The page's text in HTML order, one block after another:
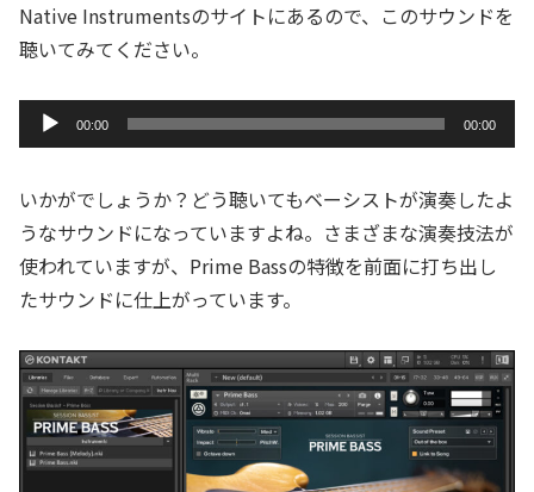
Native Instrumentsのサイトにあるので、このサウンドを
聴いてみてください。
声
レ
ー
ヤ
ー
00:00 00:00
いかがでしょうか？どう聴いてもベーシストが演奏したよ
うなサウンドになっていますよね。さまざまな演奏技法が
使われていますが、Prime Bassの特徴を前面に打ち出し
たサウンドに仕上がっています。